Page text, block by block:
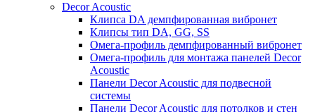
Decor Acoustic
Клипса DA демпфированная вибронет
Клипсы тип DA, GG, SS
Омега-профиль демпфированный вибронет
Омега-профиль для монтажа панелей Decor
Acoustic
Панели Decor Acoustic для подвесной
системы
Панели Decor Acoustic для потолков и стен